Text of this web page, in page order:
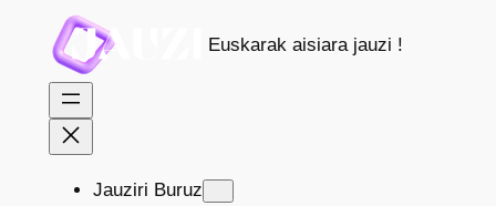
edukira
Euskarak aisiara jauzi !
Jauziri Buruz